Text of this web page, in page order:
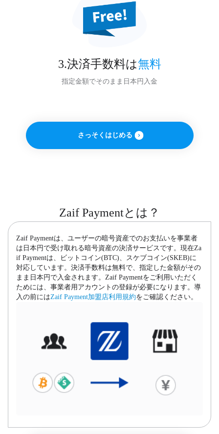
3.決済手数料は無料
指定金額でそのまま日本円入金
さっそくはじめる
Zaif Paymentとは？
Zaif Paymentは、ユーザーの暗号資産でのお支払いを事業者
は日本円で受け取れる暗号資産の決済サービスです。現在Za
if Paymentは、ビットコイン(BTC)、スケブコイン(SKEB)に
対応しています。決済手数料は無料で、指定した金額がその
まま日本円で入金されます。Zaif Paymentをご利用いただく
ためには、事業者用アカウントの登録が必要になります。導
入の前にはZaif Payment加盟店利用規約をご確認ください。